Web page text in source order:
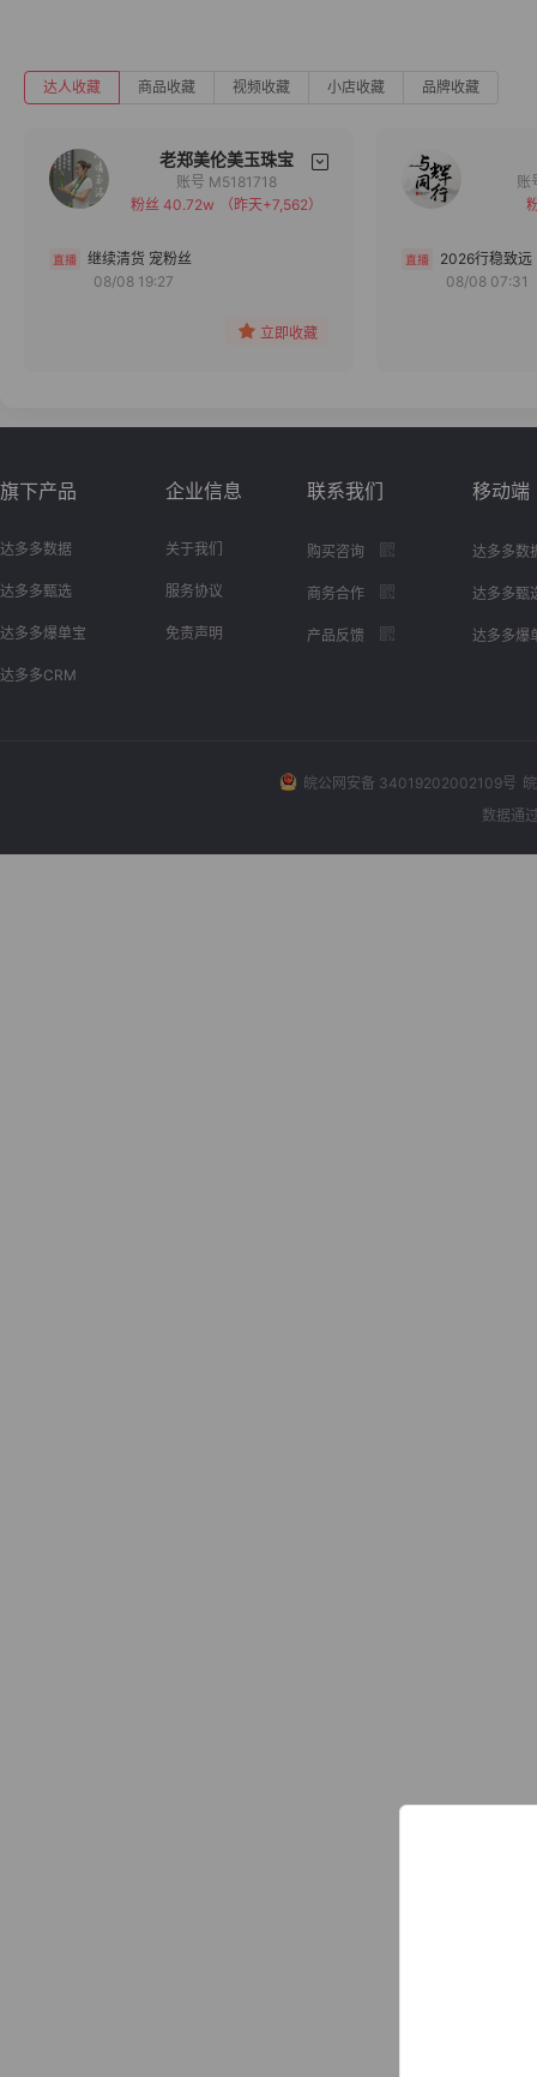
达人收藏 商品收藏 视频收藏 小店收藏 品牌收藏
老郑美伦美玉珠宝
备注
账号 M5181718
粉丝 40.72w
（昨天+7,562）
继续清货 宠粉丝
08/08 19:27
立即收藏
2026行稳致远
08/08 07:31
旗下产品
达多多数据
达多多甄选
达多多爆单宝
达多多CRM
企业信息
关于我们
服务协议
免责声明
联系我们
购买咨询
商务合作
产品反馈
移动端
达多多数
达多多甄
达多多爆
皖公网安备 34019202002109号
数据通